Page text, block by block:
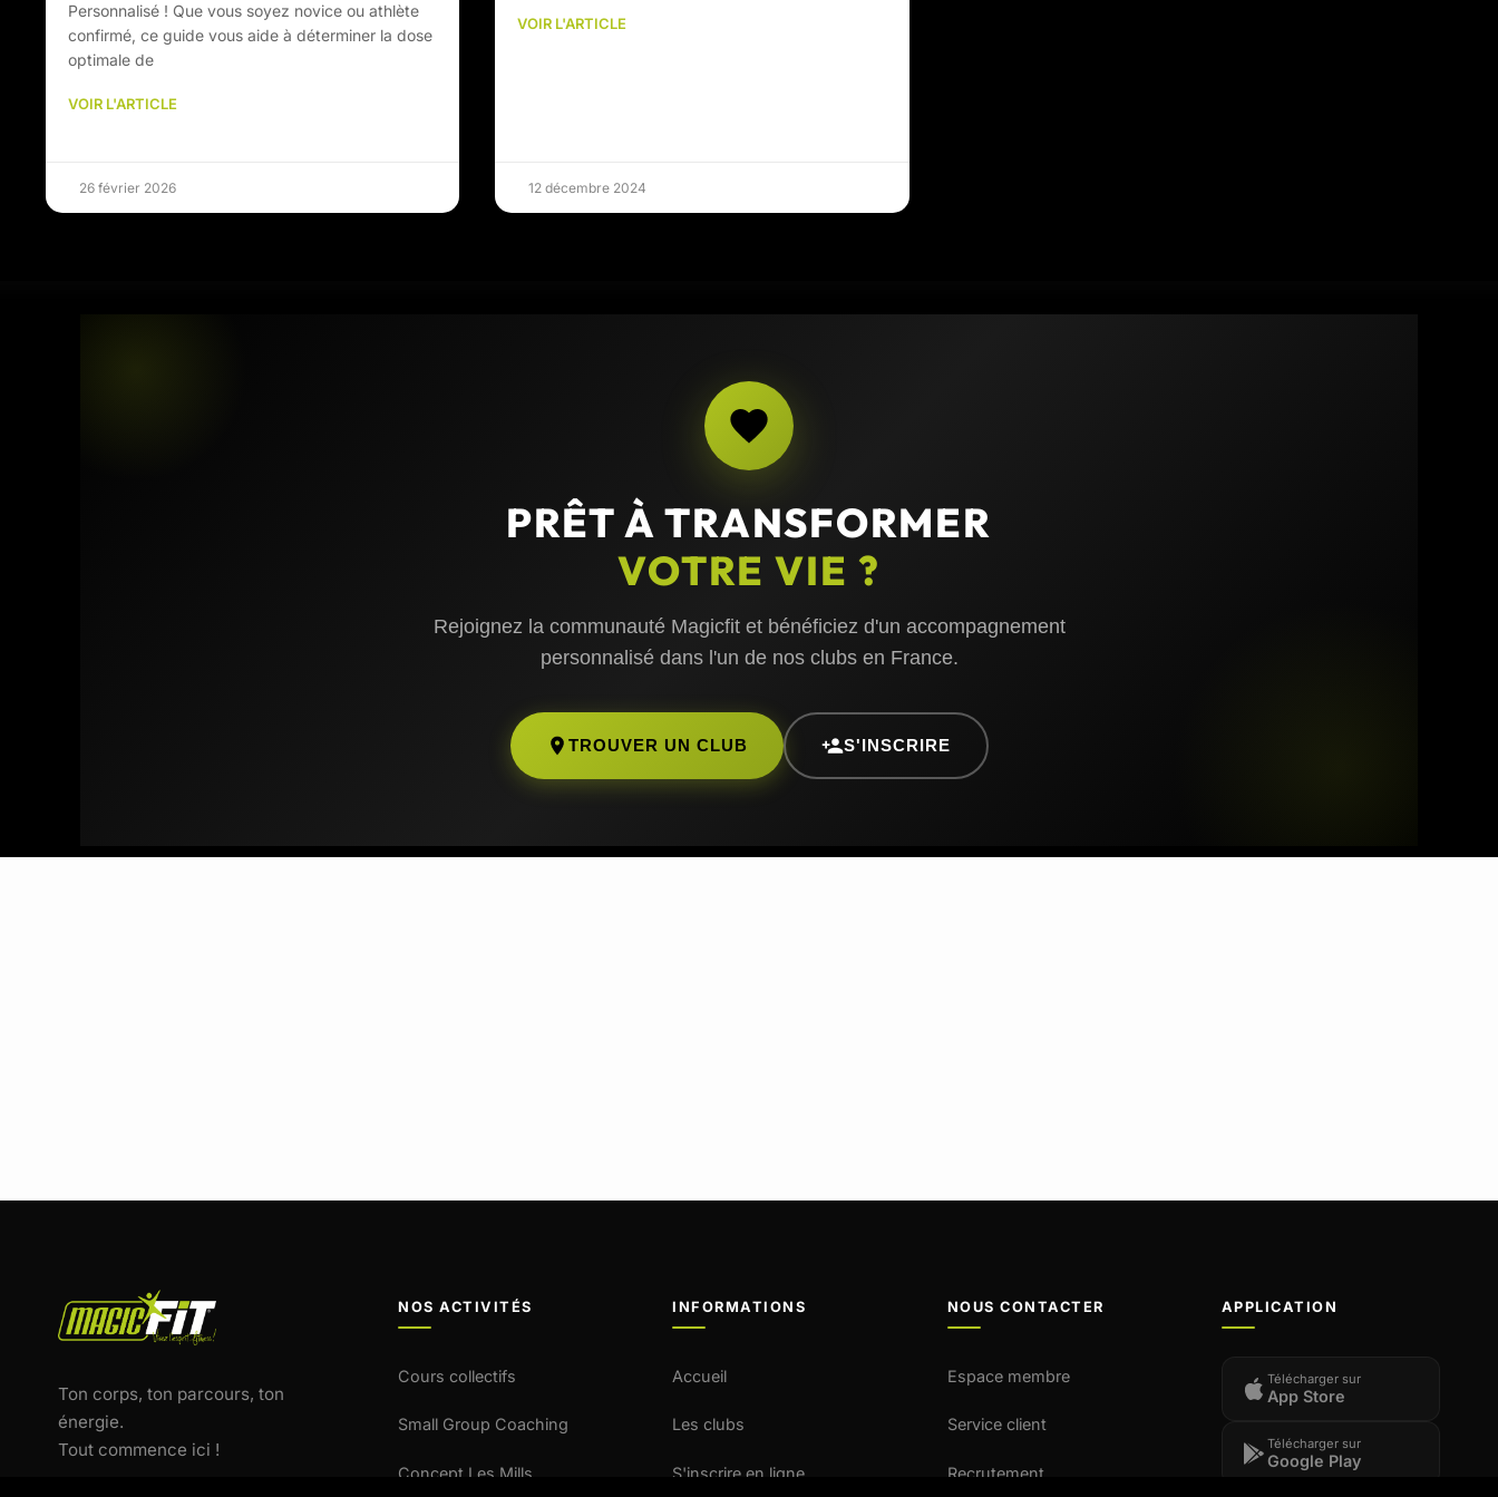
Personnalisé ! Que vous soyez novice ou athlète
confirmé, ce guide vous aide à déterminer la dose
optimale de
VOIR L'ARTICLE
26 février 2026
VOIR L'ARTICLE
12 décembre 2024
PRÊT À TRANSFORMER
VOTRE VIE ?
Rejoignez la communauté Magicfit et bénéficiez d'un accompagnement
personnalisé dans l'un de nos clubs en France.
TROUVER UN CLUB S'INSCRIRE
Ton corps, ton parcours, ton
énergie.
Tout commence ici !
NOS ACTIVITÉS
Cours collectifs
Small Group Coaching
Concept Les Mills
INFORMATIONS
Accueil
Les clubs
S'inscrire en ligne
NOUS CONTACTER
Espace membre
Service client
Recrutement
APPLICATION
Télécharger sur
App Store
Télécharger sur
Google Play